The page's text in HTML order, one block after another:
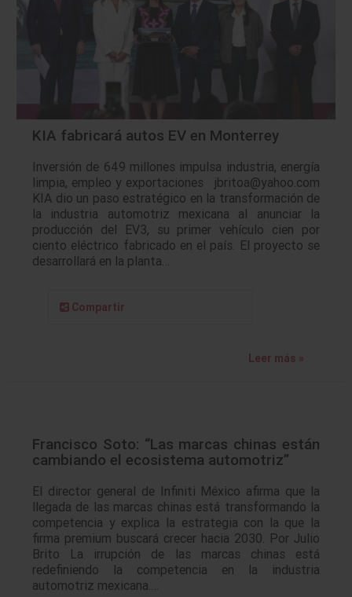
KIA fabricará autos EV en Monterrey
Inversión de 649 millones impulsa industria, energía
limpia, empleo y exportaciones jbritoa@yahoo.com
KIA dio un paso estratégico en la transformación de
la industria automotriz mexicana al anunciar la
producción del EV3, su primer vehículo cien por
ciento eléctrico fabricado en el país. El proyecto se
desarrollará en la planta…
Compartir
Leer más »
Francisco Soto: “Las marcas chinas están
cambiando el ecosistema automotriz”
El director general de Infiniti México afirma que la
llegada de las marcas chinas está transformando la
competencia y explica la estrategia con la que la
firma premium buscará crecer hacia 2030. Por Julio
Brito La irrupción de las marcas chinas está
redefiniendo la competencia en la industria
automotriz mexicana.…